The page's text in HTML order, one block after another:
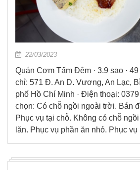
22/03/2023
Quán Cơm Tấm Đêm · 3.9 sao ·
chỉ: 571 Đ. An D. Vương, An Lạc,
phố Hồ Chí Minh · Điện thoại:
chọn: Có chỗ ngồi ngoài trời. Bán
Phục vụ tại chỗ. Không có chỗ
lăn. Phục vụ phần ăn nhỏ. Phục